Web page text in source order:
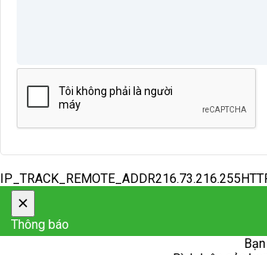
×
Thông báo